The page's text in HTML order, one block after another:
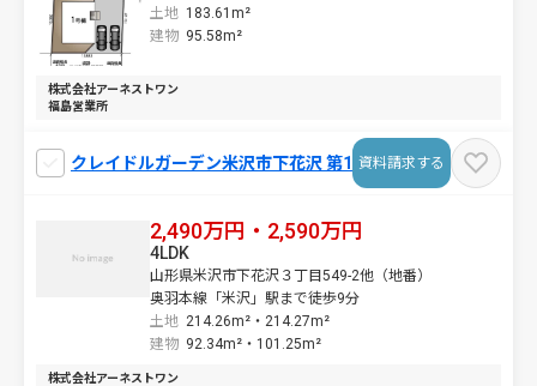
土地 183.61m²
建物 95.58m²
株式会社アーネストワン
福島営業所
クレイドルガーデン米沢市下花沢 第1 資料請求する
2,490万円・2,590万円
山形県米沢市下花沢３丁目549-2他（地番）
奥羽本線「米沢」駅まで徒歩9分
土地 214.26m²・ 214.27m²
4LDK
建物 92.34m²・ 101.25m²
株式会社アーネストワン